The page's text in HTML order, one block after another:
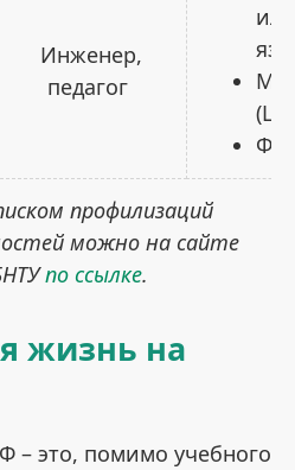
Инженер,
педагог
профилизаций
можно на сайте
по ссылке.
жизнь на
– это, помимо учебного